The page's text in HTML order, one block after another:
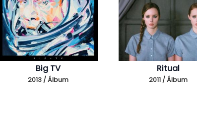
Big TV
2013 / Álbum
Ritual
2011 / Álbum